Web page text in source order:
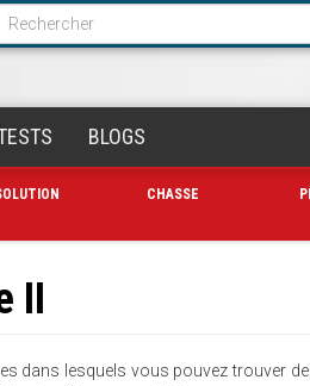
Formulaire
BLOGS
CHASSE
II
dans lesquels vous pouvez trouver